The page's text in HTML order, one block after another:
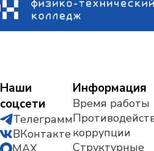
Наши
соцсети
Телеграмм
ВКонтакте
Информация
Время работы
коррупции
Структурные